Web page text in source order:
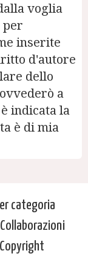
voglia
per
inserite
d'autore
dello
a
indicata la
è di mia
categoria
Copyright